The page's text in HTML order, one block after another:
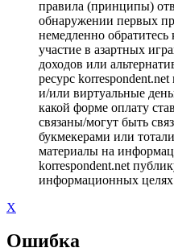
правила (принципы)
обнаружении первых
немедленно
участие в азартных
доходов или
ресурс
и/или виртуальные
какой форме оплату
связаны/могут быть
букмекерами или
материалы на
korrespondent.net
информационных
X
Ошибка